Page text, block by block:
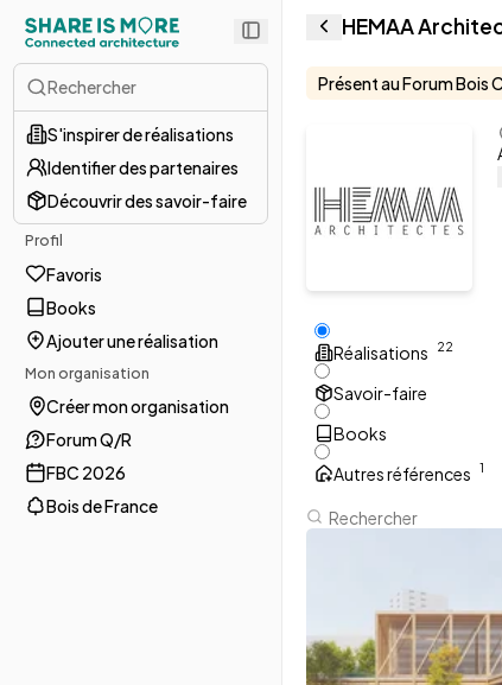
Rechercher
S'inspirer de réalisations
Identifier des partenaires
Découvrir des savoir-faire
Profil
Favoris
Books
Ajouter une réalisation
Mon organisation
Créer mon organisation
Forum Q/R
FBC 2026
Bois de France
HEMAA
Présent au Forum Bois
Réalisations 22
Savoir-faire
Books
Autres références
1